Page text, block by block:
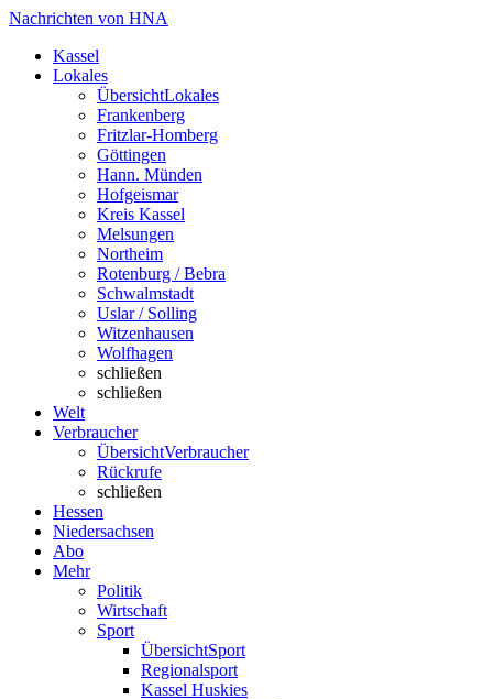
Nachrichten von HNA
Kassel
Lokales
ÜbersichtLokales
Frankenberg
Fritzlar-Homberg
Göttingen
Hann. Münden
Hofgeismar
Kreis Kassel
Melsungen
Northeim
Rotenburg / Bebra
Schwalmstadt
Uslar / Solling
Witzenhausen
Wolfhagen
schließen
schließen
Welt
Verbraucher
ÜbersichtVerbraucher
Rückrufe
schließen
Hessen
Niedersachsen
Abo
Mehr
Politik
Wirtschaft
Sport
ÜbersichtSport
Regionalsport
Kassel Huskies